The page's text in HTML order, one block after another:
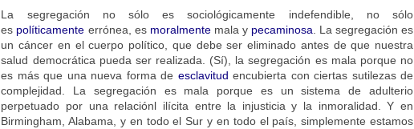
La segregación no sólo es sociológicamente indefendible, no sólo
es políticamente errónea, es moralmentemala y pecaminosa . La segregación es
un cáncer en el cuerpo político, que debe ser eliminado antes de que nuestra
salud democrática pueda ser realizada. (Sí), la segregación es mala porque no
es más que una nueva forma de esclavitud encubierta con ciertas sutilezas de
complejidad. La segregación es mala porque es un sistema de adulterio
perpetuado por una relaciónl ilícita entre la injusticia y la inmoralidad. Y en
Birmingham, Alabama, y en todo el Sur y en todo el país, simplemente estamos